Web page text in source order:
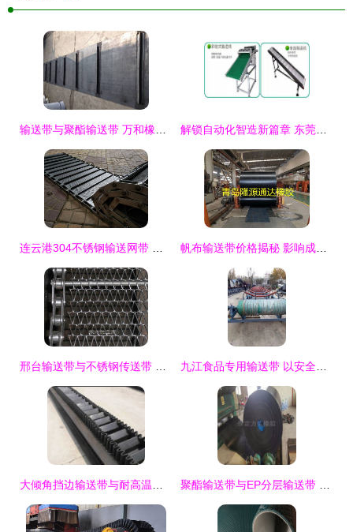
输送带与聚酯输送带 万和橡胶制品的专业选择 解锁自动化智造新篇章 东莞大朗冠成输送机械设备厂领航输送流水线生产线
连云港304不锈钢输送网带 森喆链板输送带与橡胶带定制专家 帆布输送带价格揭秘 影响成本的关键因素与选购指南
邢台输送带与不锈钢传送带 打孔合页板与传动带的全面解析 九江食品专用输送带 以安全与效率守护产业链核心
大倾角挡边输送带与耐高温挡边带的应用优势解析 聚酯输送带与EP分层输送带 高效传动的核心优势解析